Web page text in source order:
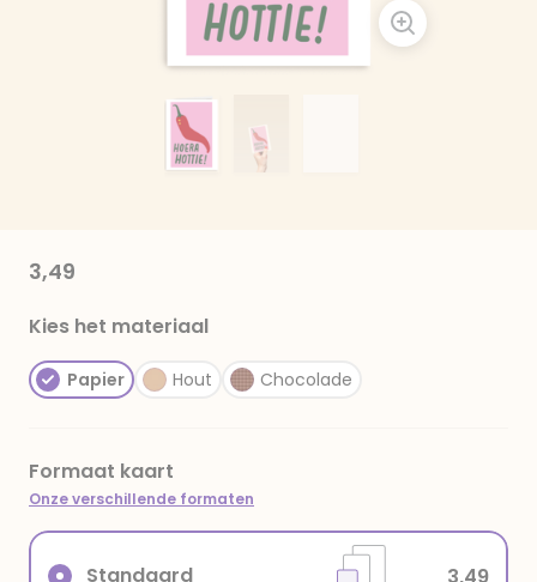
3,49
Kies het materiaal
Papier Hout Chocolade
Formaat kaart
Onze verschillende formaten
Standaard 3,49